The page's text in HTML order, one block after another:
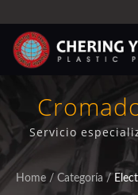
Cromo
Servicio
componentes del
avanzada de
garantía de
Home / Categoría /